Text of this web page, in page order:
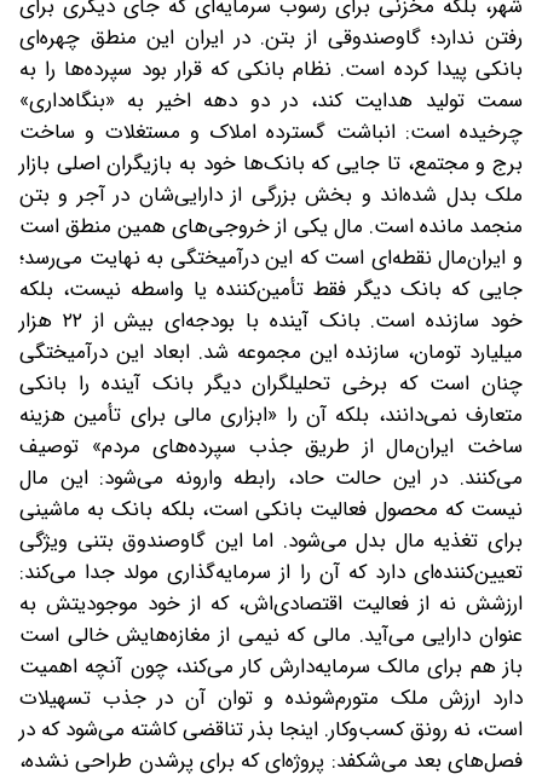
رفتن ندارد؛ گاوصندوقی از بتن. در ایران این منطق چهره‌ای
بانکی پیدا کرده است. نظام بانکی که قرار بود سپرده‌ها را به‌
سمت تولید هدایت کند، در دو دهه اخیر به «بنگاه‌داری»
چرخیده است: انباشت گسترده املاک و مستغلات و ساخت
برج و مجتمع، تا جایی که بانک‌ها خود به بازیگران اصلی بازار
ملک بدل شده‌اند و بخش بزرگی از دارایی‌شان در آجر و بتن
منجمد مانده است. مال یکی از خروجی‌های همین منطق است
و ایران‌مال نقطه‌ای است که این درآمیختگی به نهایت می‌رسد؛
جایی که بانک دیگر فقط تأمین‌کننده یا واسطه نیست، بلکه
خود سازنده است. بانک آینده با بودجه‌ای بیش از ۲۲ هزار
میلیارد تومان، سازنده این مجموعه شد. ابعاد این درآمیختگی
چنان است که برخی تحلیلگران دیگر بانک آینده را بانکی
متعارف نمی‌دانند، بلکه آن را «ابزاری مالی برای تأمین هزینه
ساخت ایران‌مال از طریق جذب سپرده‌های مردم» توصیف
می‌کنند. در این حالت حاد، رابطه وارونه می‌شود: این مال
نیست که محصول فعالیت بانکی است، بلکه بانک به ماشینی
برای تغذیه مال بدل می‌شود. اما این گاوصندوق بتنی ویژگی
تعیین‌کننده‌ای دارد که آن را از سرمایه‌گذاری مولد جدا می‌کند:
ارزشش نه از فعالیت اقتصادی‌اش، که از خود موجودیتش به‌
عنوان دارایی می‌آید. مالی که نیمی از مغازه‌هایش خالی است
باز هم برای مالک سرمایه‌دارش کار می‌کند، چون آنچه اهمیت
دارد ارزش ملک متورم‌شونده و توان آن در جذب تسهیلات
است، نه رونق کسب‌وکار. اینجا بذر تناقضی کاشته می‌شود که در
فصل‌های بعد می‌شکفد: پروژه‌ای که برای پرشدن طراحی نشده،